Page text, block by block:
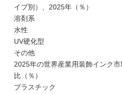
イプ別）、2025年（％）
溶剤系
水性
UV硬化型
その他
2025年の世界産業用装飾インク
比（％）
プラスチック